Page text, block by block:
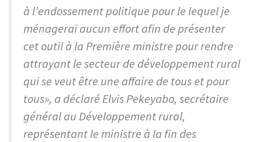
à l’endossement politique pour le lequel je
ménagerai aucun effort afin de présenter
cet outil à la Première ministre pour rendre
attrayant le secteur de développement rural
qui se veut être une affaire de tous et pour
tous», a déclaré Elvis Pekeyabo, secrétaire
général au Développement rural,
représentant le ministre à la fin des